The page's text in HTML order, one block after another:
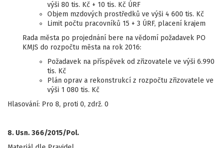
výši 80 tis. Kč + 10 tis. Kč ÚRF
Objem mzdových prostředků ve výši 4 600 tis. Kč
Limit počtu pracovníků 15 + 3 ÚRF, placení krajem
Rada města po projednání bere na vědomí požadavek PO
KMJS do rozpočtu města na rok 2016:
Požadavek na příspěvek od zřizovatele ve výši 6.990
tis. Kč
Plán oprav a rekonstrukcí z rozpočtu zřizovatele ve
výši 1 080 tis. Kč
Hlasování: Pro 8, proti 0, zdrž. 0
8. Usn. 366/2015/Pol.